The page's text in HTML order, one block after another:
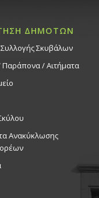
ΔΗΜΟΤΩΝ
Σκυβάλων
Παράπονα / Αιτήματα
Ανακύκλωσης